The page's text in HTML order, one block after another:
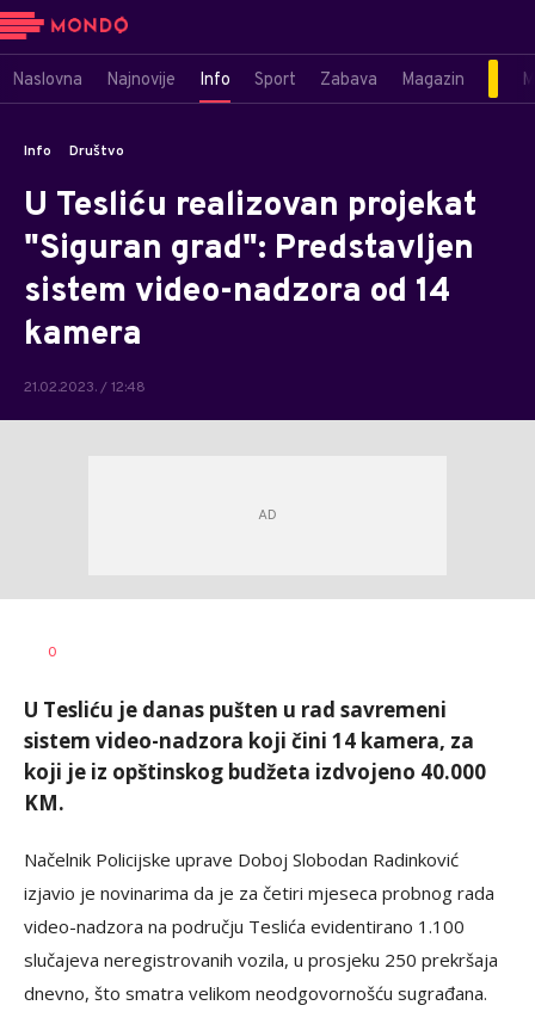
Naslovna Najnovije Info Sport Zabava Magazin
Info Društvo
U Tesliću realizovan projekat
"Siguran grad": Predstavljen
sistem video-nadzora od 14
kamera
21.02.2023. / 12:48
AUTOR
0
U Tesliću je danas pušten u rad savremeni
sistem video-nadzora koji čini 14 kamera, za
koji je iz opštinskog budžeta izdvojeno 40.000
KM.
Načelnik Policijske uprave Doboj Slobodan Radinković
izjavio je novinarima da je za četiri mjeseca probnog rada
video-nadzora na području Teslića evidentirano 1.100
slučajeva neregistrovanih vozila, u prosjeku 250 prekršaja
dnevno, što smatra velikom neodgovornošću sugrađana.